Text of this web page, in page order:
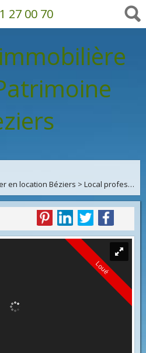
27 00 70
en location Béziers > Local professionnel en location Béziers
Loué